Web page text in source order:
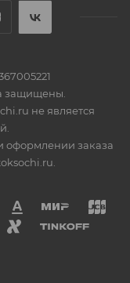
защищены.
не является
оформлении заказа